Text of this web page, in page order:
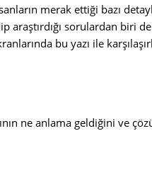
merak ettiği bazı
araştırdığı sorulardan biri
bu yazı ile
ne anlama geldiğini ve